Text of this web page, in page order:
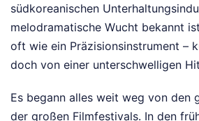
südkoreanischen
melodramatische Wucht bekannt
oft wie ein Präzisionsinstrument –
doch von einer unterschwelligen
Es begann alles weit weg von den
der großen Filmfestivals. In den